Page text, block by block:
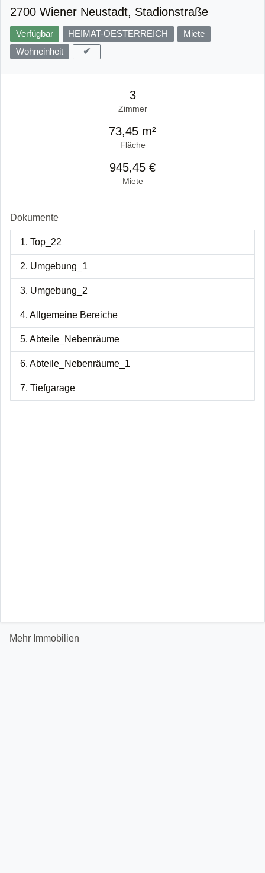
2700 Wiener Neustadt, Stadionstraße
Verfügbar HEIMAT-OESTERREICH
Miete
Wohneinheit
✔
3
Zimmer
73,45 m²
Fläche
945,45 €
Miete
Dokumente
1. Top_22
2. Umgebung_1
3. Umgebung_2
4. Allgemeine Bereiche
5. Abteile_Nebenräume
6. Abteile_Nebenräume_1
7. Tiefgarage
Mehr Immobilien